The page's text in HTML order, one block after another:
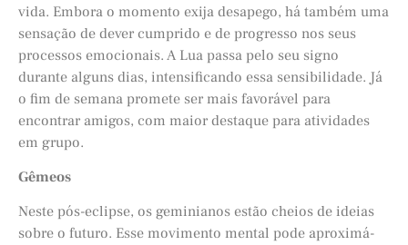
vida. Embora o momento exija desapego, há também uma
sensação de dever cumprido e de progresso nos seus
processos emocionais. A Lua passa pelo seu signo
durante alguns dias, intensificando essa sensibilidade. Já
o fim de semana promete ser mais favorável para
encontrar amigos, com maior destaque para atividades
em grupo.
Gêmeos
Neste pós-eclipse, os geminianos estão cheios de ideias
sobre o futuro. Esse movimento mental pode aproximá-